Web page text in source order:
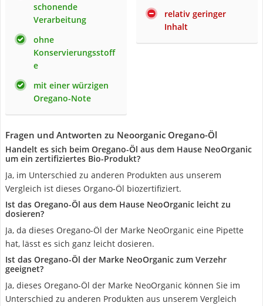
schonende
Verarbeitung
ohne
Konservierungsstoff
e
mit einer würzigen
Oregano-Note
relativ geringer
Inhalt
Fragen und Antworten zu Neoorganic Oregano-Öl
Handelt es sich beim Oregano-Öl aus dem Hause NeoOrganic
um ein zertifiziertes Bio-Produkt?
Ja, im Unterschied zu anderen Produkten aus unserem
Vergleich ist dieses Organo-Öl biozertifiziert.
Ist das Oregano-Öl aus dem Hause NeoOrganic leicht zu
dosieren?
Ja, da dieses Oregano-Öl der Marke NeoOrganic eine Pipette
hat, lässt es sich ganz leicht dosieren.
Ist das Oregano-Öl der Marke NeoOrganic zum Verzehr
geeignet?
Ja, dieses Oregano-Öl der Marke NeoOrganic können Sie im
Unterschied zu anderen Produkten aus unserem Vergleich